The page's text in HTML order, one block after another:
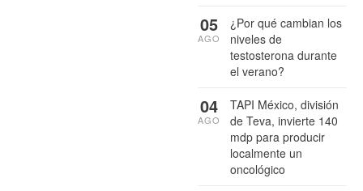
¿Por qué cambian los
niveles de
testosterona durante
el verano?
05
AGO
TAPI México, división
de Teva, invierte 140
mdp para producir
localmente un
oncológico
04
AGO